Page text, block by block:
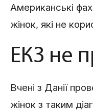
Американські
жінок, які не
ЕКЗ не
Вчені з Данії
жінок з таким